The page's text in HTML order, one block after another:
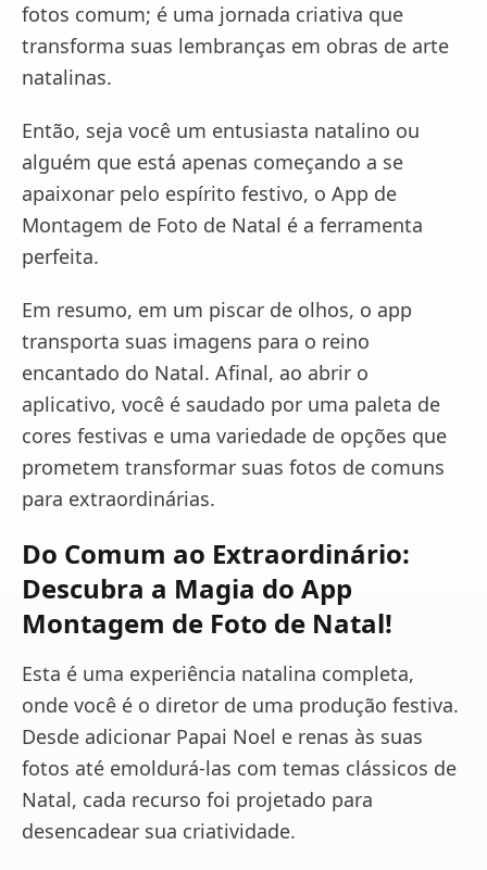
fotos comum; é uma jornada criativa que
transforma suas lembranças em obras de arte
natalinas.
Então, seja você um entusiasta natalino ou
alguém que está apenas começando a se
apaixonar pelo espírito festivo, o App de
Montagem de Foto de Natal é a ferramenta
perfeita.
Em resumo, em um piscar de olhos, o app
transporta suas imagens para o reino
encantado do Natal. Afinal, ao abrir o
aplicativo, você é saudado por uma paleta de
cores festivas e uma variedade de opções que
prometem transformar suas fotos de comuns
para extraordinárias.
Do Comum ao Extraordinário:
Descubra a Magia do App
Montagem de Foto de Natal!
Esta é uma experiência natalina completa,
onde você é o diretor de uma produção festiva.
Desde adicionar Papai Noel e renas às suas
fotos até emoldurá-las com temas clássicos de
Natal, cada recurso foi projetado para
desencadear sua criatividade.